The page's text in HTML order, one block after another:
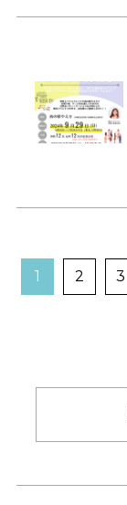
1 2 3